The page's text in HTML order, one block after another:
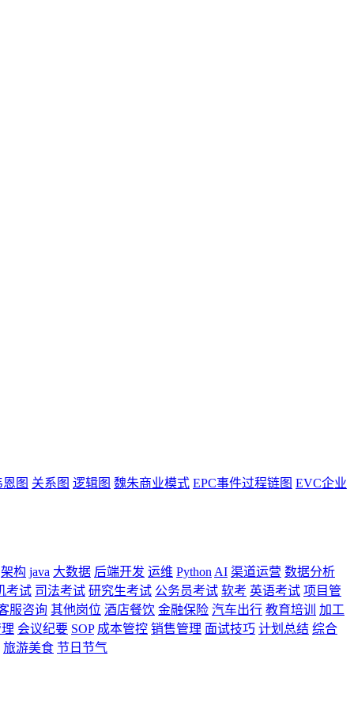
恩图 关系图 逻辑图 魏朱商业模式 EPC事件过程链图 EVC企业
架构 java 大数据 后端开发 运维 Python AI 渠道运营 数据分析
考试 司法考试 研究生考试 公务员考试 软考 英语考试 项目管
服咨询 其他岗位 酒店餐饮 金融保险 汽车出行 教育培训
加工
会议纪要 SOP 成本管控 销售管理 面试技巧 计划总结 综合
旅游美食 节日节气